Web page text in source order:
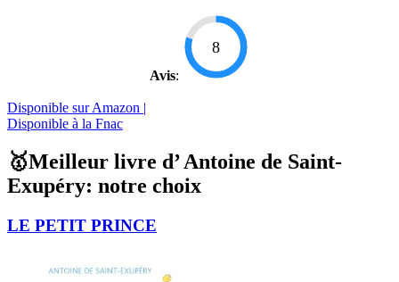
Avis:
8
Disponible sur Amazon |
Disponible à la Fnac
🥇Meilleur livre d’ Antoine de Saint-
Exupéry: notre choix
LE PETIT PRINCE